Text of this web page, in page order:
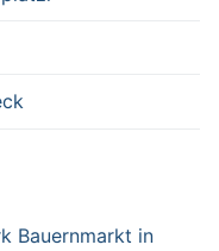
Bauernmarkt in